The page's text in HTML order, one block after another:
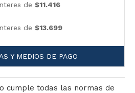
de $11.416
de $13.699
Y MEDIOS DE PAGO
cumple todas las normas de